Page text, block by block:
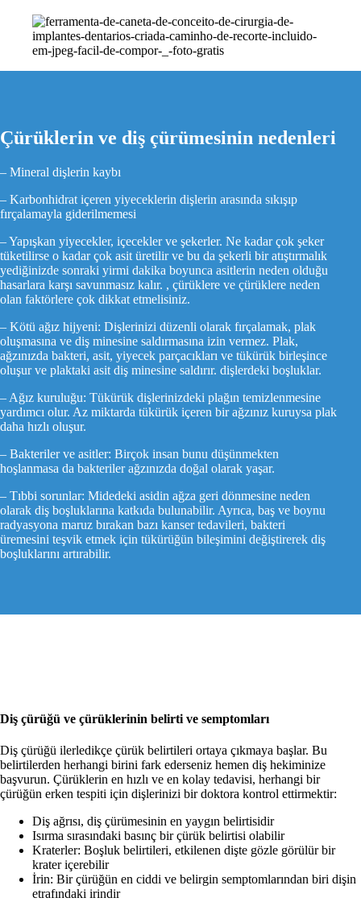
Çürüklerin ve diş çürümesinin nedenleri
– Mineral dişlerin kaybı
– Karbonhidrat içeren yiyeceklerin dişlerin arasında sıkışıp
fırçalamayla giderilmemesi
– Yapışkan yiyecekler, içecekler ve şekerler. Ne kadar çok şeker
tüketilirse o kadar çok asit üretilir ve bu da şekerli bir atıştırmalık
yediğinizde sonraki yirmi dakika boyunca asitlerin neden olduğu
hasarlara karşı savunmasız kalır. , çürüklere ve çürüklere neden
olan faktörlere çok dikkat etmelisiniz.
– Kötü ağız hijyeni: Dişlerinizi düzenli olarak fırçalamak, plak
oluşmasına ve diş minesine saldırmasına izin vermez. Plak,
ağzınızda bakteri, asit, yiyecek parçacıkları ve tükürük birleşince
oluşur ve plaktaki asit diş minesine saldırır. dişlerdeki boşluklar.
– Ağız kuruluğu: Tükürük dişlerinizdeki plağın temizlenmesine
yardımcı olur. Az miktarda tükürük içeren bir ağzınız kuruysa plak
daha hızlı oluşur.
– Bakteriler ve asitler: Birçok insan bunu düşünmekten
hoşlanmasa da bakteriler ağzınızda doğal olarak yaşar.
– Tıbbi sorunlar: Midedeki asidin ağza geri dönmesine neden
olarak diş boşluklarına katkıda bulunabilir. Ayrıca, baş ve boynu
radyasyona maruz bırakan bazı kanser tedavileri, bakteri
üremesini teşvik etmek için tükürüğün bileşimini değiştirerek diş
boşluklarını artırabilir.
Diş çürüğü ve çürüklerinin belirti ve semptomları
Diş çürüğü ilerledikçe çürük belirtileri ortaya çıkmaya başlar. Bu
belirtilerden herhangi birini fark ederseniz hemen diş hekiminize
başvurun. Çürüklerin en hızlı ve en kolay tedavisi, herhangi bir
çürüğün erken tespiti için dişlerinizi bir doktora kontrol ettirmektir:
Diş ağrısı, diş çürümesinin en yaygın belirtisidir
Isırma sırasındaki basınç bir çürük belirtisi olabilir
Kraterler: Boşluk belirtileri, etkilenen dişte gözle görülür bir
krater içerebilir
İrin: Bir çürüğün en ciddi ve belirgin semptomlarından biri dişin
etrafındaki irindir